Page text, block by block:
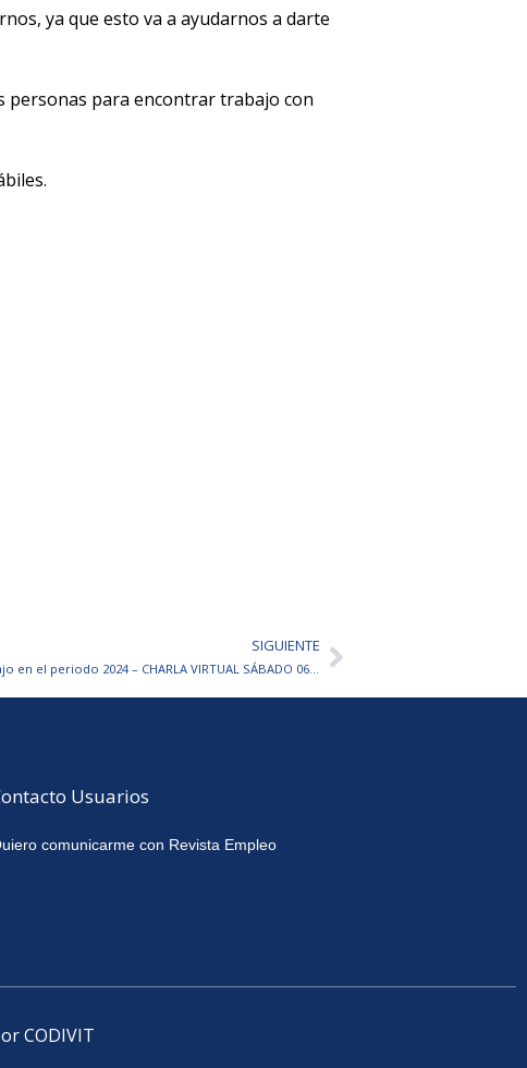
ya que esto va a ayudarnos a darte
personas para encontrar trabajo con
SIGUIENTE
Guía para encontrar Trabajo en el periodo 2024 – CHARLA VIRTUAL SÁBADO 06/01 A LAS 16 HSSiguiente
Usuarios
comunicarme con Revista Empleo
CODIVIT